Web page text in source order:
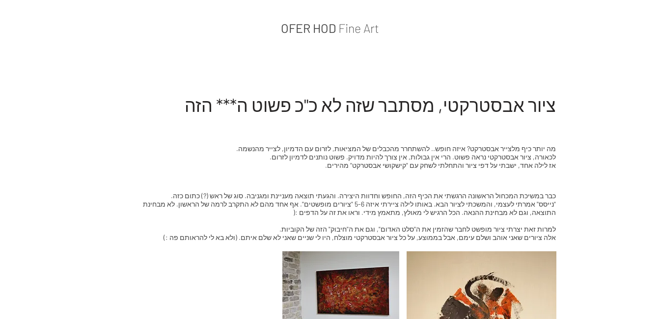
OFER HOD Fine Art
ציור אבסטרקטי, מסתבר שזה לא כ"כ פשוט ה*** הזה
מה יותר כיף מלצייר אבסטרקט? איזה חופש.. להשתחרר מהכבלים של המציאות, לזרום עם הדמיון, לצייר מהנשמה.
לכאורה, ציור אבסטרקטי נראה פשוט. הרי אין גבולות, אין צורך להיות מדויק. פשוט נותנים לדמיון לזרום.
אז לילה אחד, ישבתי על דפי ציור והתחלתי לשחק עם "קישקושי אבסטרקט" מהירים.
כבר במשיכת המכחול הראשונה הרגשתי את הכיף הזה, החופש וחדוות היצירה. והגעתי תוצאה מעניינת ומגניבה. סוג של ראש (?) כתום כזה.
"נייסס" אמרתי לעצמי, והמשכתי לציור הבא. באותו לילה ציירתי איזה 5-6 "ציורים מופשטים". אף אחד מהם לא התקרב לרמה של הראשון. לא מבחינת
התוצאה, וגם לא מבחינת ההנאה. הכל הרגיש לי מאולץ, מתאמץ מידי. וראו את זה על הדפים :(
למרות זאת יצרתי ציור מופשט לחבר שהזמין את ה"סלט האדום", וגם את ה"חיבוק" הזה של הקוביות.
אלה ציורים שאני אוהב ושלם עימם, אבל בממוצע, על כל ציור אבסטרקטי מוצלח, היו לי שניים שאני לא שלם איתם. (ולא בא לי להראותם פה :)